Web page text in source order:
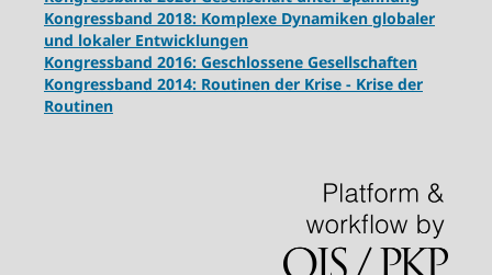
Kongressband 2018: Komplexe Dynamiken globaler
und lokaler Entwicklungen
Kongressband 2016: Geschlossene Gesellschaften
Kongressband 2014: Routinen der Krise - Krise der
Routinen